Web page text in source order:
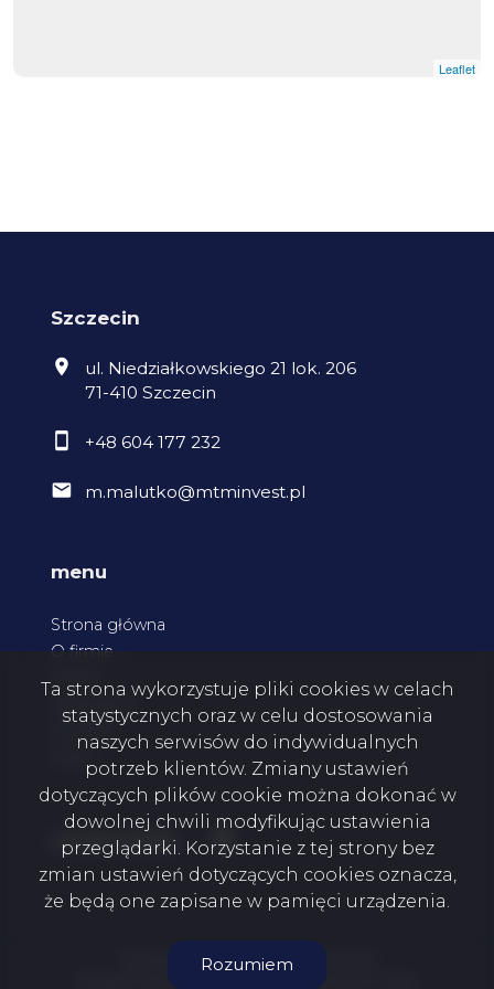
Leaflet
Szczecin
ul. Niedziałkowskiego 21 lok. 206
71-410 Szczecin
+48 604 177 232
m.malutko@mtminvest.pl
menu
Strona główna
O firmie
Kontakt
social media Facebook
MTM Invest Mateusz Malutko © 2026
Program dla biur nieruchomości
Galactica Virgo
Ta strona wykorzystuje pliki cookies w celach
statystycznych oraz w celu dostosowania
naszych serwisów do indywidualnych
potrzeb klientów. Zmiany ustawień
dotyczących plików cookie można dokonać w
dowolnej chwili modyfikując ustawienia
przeglądarki. Korzystanie z tej strony bez
zmian ustawień dotyczących cookies oznacza,
że będą one zapisane w pamięci urządzenia.
Rozumiem